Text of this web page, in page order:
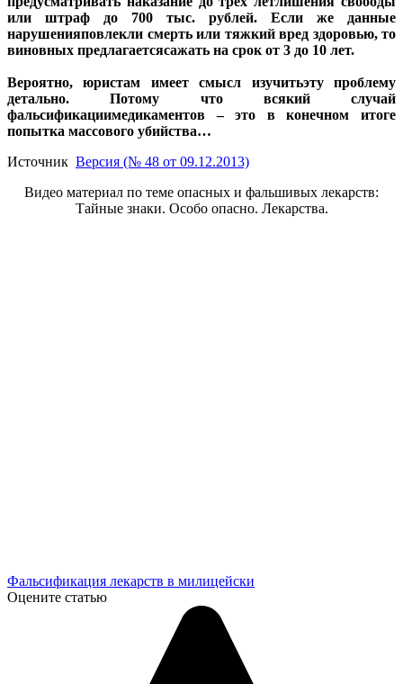
или штраф до 700 тыс. рублей. Если же данные
нарушенияповлекли смерть или тяжкий вред здоровью, то
виновных предлагаетсясажать на срок от 3 до 10 лет.
Вероятно, юристам имеет смысл изучитьэту проблему
детально. Потому что всякий случай
фальсификациимедикаментов – это в конечном итоге
попытка массового убийства…
Источник Версия (№ 48 от 09.12.2013)
Видео материал по теме опасных и фальшивых лекарств:
Тайные знаки. Особо опасно. Лекарства.
Фальсификация лекарств в милицейски
Оцените статью